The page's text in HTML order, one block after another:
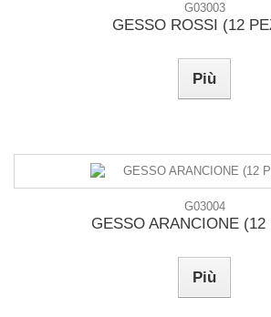
G03003
GESSO ROSSI (12
Più
G03004
GESSO ARANCIONE (12
Più